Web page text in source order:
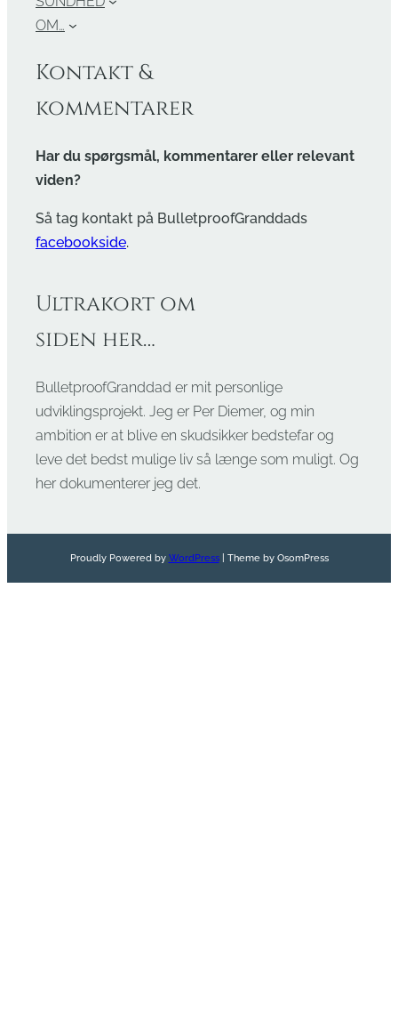
OM…
Kontakt &
kommentarer
Har du spørgsmål, kommentarer eller relevant
viden?
Så tag kontakt på BulletproofGranddads
facebookside.
Ultrakort om
siden her…
BulletproofGranddad er mit personlige
udviklingsprojekt. Jeg er Per Diemer, og min
ambition er at blive en skudsikker bedstefar og
leve det bedst mulige liv så længe som muligt. Og
her dokumenterer jeg det.
Proudly Powered by WordPress| Theme by OsomPress